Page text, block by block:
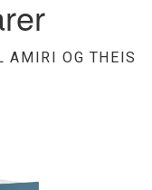
AMIRI OG THEIS